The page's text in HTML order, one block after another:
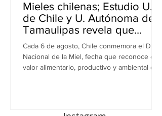
Mieles chilenas; Estudio U.
de Chile y U. Autónoma de
Tamaulipas revela que
inhiben bacterias resistentes
en perros
Cada 6 de agosto, Chile conmemora el Día
Nacional de la Miel, fecha que reconoce el
valor alimentario, productivo y ambiental de